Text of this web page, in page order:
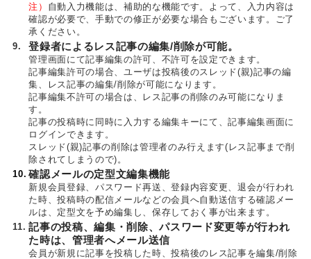
注） 自動入力機能は、補助的な機能です。よって、入力内容は
確認が必要で、手動での修正が必要な場合もございます。ご了
承ください。
9.
登録者によるレス記事の編集/削除が可能。
管理画面にて記事編集の許可、不許可を設定できます。
記事編集許可の場合、ユーザは投稿後のスレッド(親)記事の編
集、レス記事の編集/削除が可能になります。
記事編集不許可の場合は、レス記事の削除のみ可能になりま
す。
記事の投稿時に同時に入力する編集キーにて、記事編集画面に
ログインできます。
スレッド(親)記事の削除は管理者のみ行えます(レス記事まで削
除されてしまうので)。
10. 確認メールの定型文編集機能
新規会員登録、パスワード再送、登録内容変更、退会が行われ
た時、投稿時の配信メールなどの会員へ自動送信する確認メー
ルは、定型文を予め編集し、保存しておく事が出来ます。
11. 記事の投稿、編集・削除、パスワード変更等が行われ
た時は、管理者へメール送信
会員が新規に記事を投稿した時、投稿後のレス記事を編集/削除